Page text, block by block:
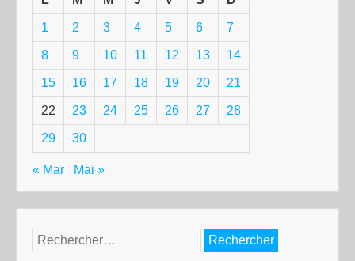
1 2 3 4 5 6 7
8 9 10 11 12 13 14
15 16 17 18 19 20 21
22 23 24 25 26 27 28
29 30
« Mar Mai »
Rechercher :